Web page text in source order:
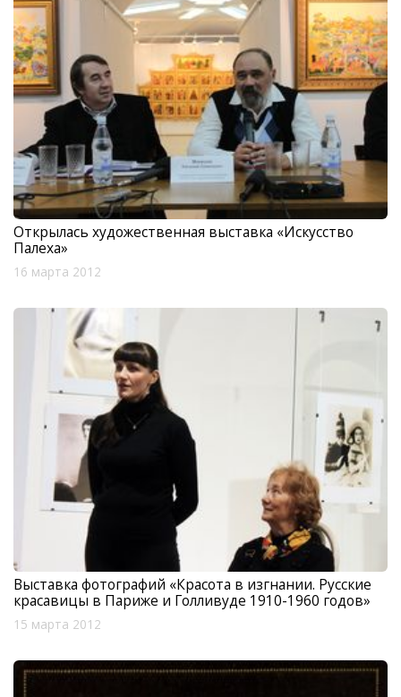
Открылась художественная выставка «Искусство
Палеха»
16 марта 2012
Выставка фотографий «Красота в изгнании. Русские
красавицы в Париже и Голливуде 1910-1960 годов»
15 марта 2012